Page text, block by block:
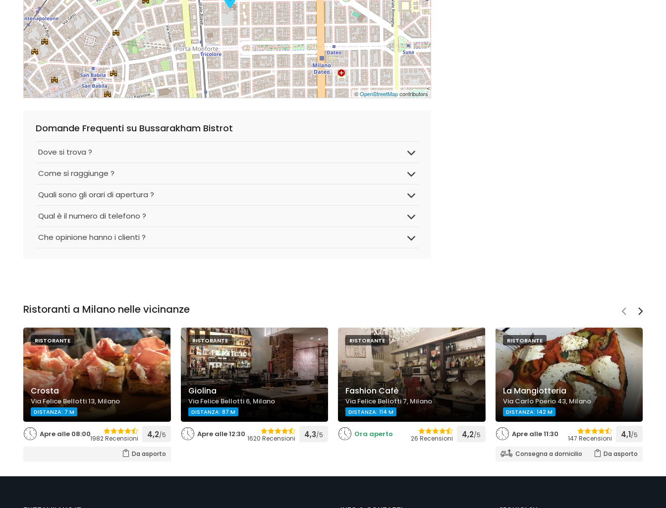
©OpenStreetMapcontributors
Domande Frequenti su Bussarakham Bistrot
Dove si trova ?
Come si raggiunge ?
Quali sono gli orari di apertura ?
Qual è il numero di telefono ?
Che opinione hanno i clienti ?
Ristoranti a Milano nelle vicinanze
RISTORANTE
Crosta
Via Felice Bellotti 13, Milano
DISTANZA: 7 M
Apre alle 08:001982 Recensioni 4,2/5
Da asporto
RISTORANTE
Giolina
Via Felice Bellotti 6, Milano
DISTANZA: 87 M
Apre alle 12:30 1620 Recensioni 4,3/5
RISTORANTE
Fashion Cafè
Via Felice Bellotti 7, Milano
DISTANZA: 114 M
Ora aperto 26 Recensioni 4,2/5
RISTORANTE
La Mangiotteria
Via Carlo Poerio 43, Milano
DISTANZA: 142 M
Apre alle 11:30 147 Recensioni 4,1/5
Consegna a domicilio Da asporto